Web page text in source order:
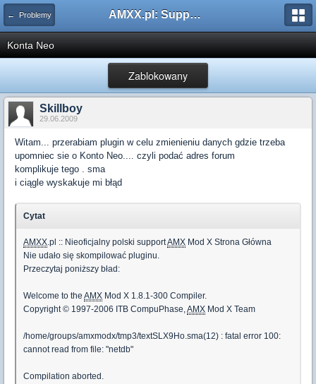
← Problemy AMXX.pl: Support AMX Mod X i SourceMod
Konta Neo
Zablokowany
Skillboy
29.06.2009
Witam... przerabiam plugin w celu zmienieniu danych gdzie trzeba
upomniec sie o Konto Neo.... czyli podać adres forum
komplikuje tego . sma
i ciągle wyskakuje mi błąd
Cytat
AMXX.pl :: Nieoficjalny polski supportAMX Mod X Strona Główna
Nie udało się skompilować pluginu.
Przeczytaj poniższy bład:
Welcome to the AMX Mod X 1.8.1-300 Compiler.
Copyright © 1997-2006 ITB CompuPhase,AMX Mod X Team
/home/groups/amxmodx/tmp3/textSLX9Ho.sma(12) : fatal error 100:
cannot read from file: "netdb"
Compilation aborted.